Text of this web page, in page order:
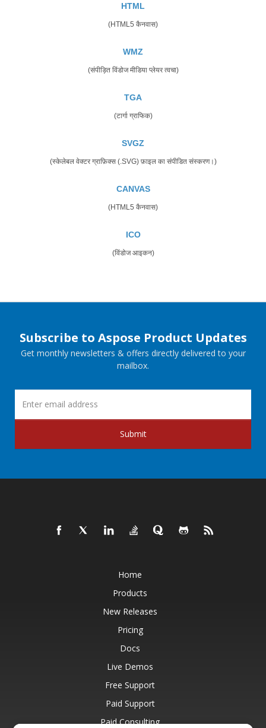
HTML
(HTML5 कैनवास)
WMZ
(संपीड़ित विंडोज मीडिया प्लेयर त्वचा)
TGA
(टार्गा ग्राफिक)
SVGZ
(स्केलेबल वेक्टर ग्राफ़िक्स (.SVG) फ़ाइल का संपीडित संस्करण।)
CANVAS
(HTML5 कैनवास)
ICO
(विंडोज आइकन)
Subscribe to Aspose Product Updates
Get monthly newsletters & offers directly delivered to your
mailbox.
Submit
Home
Products
New Releases
Pricing
Docs
Live Demos
Free Support
Paid Support
Paid Consulting